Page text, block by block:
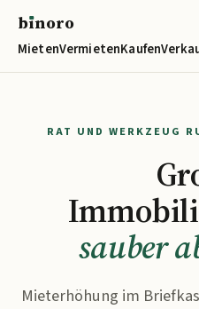
bınoro
MietenVermietenKaufen
RAT UND WERKZEUG
sauber
Mieterhöhung im